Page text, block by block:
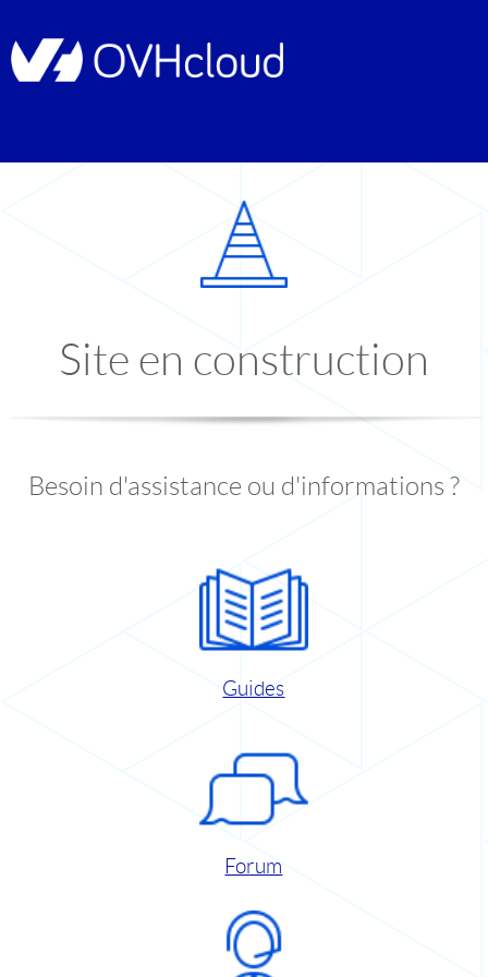
Site en construction
Besoin d'assistance ou d'informations ?
Guides
Forum